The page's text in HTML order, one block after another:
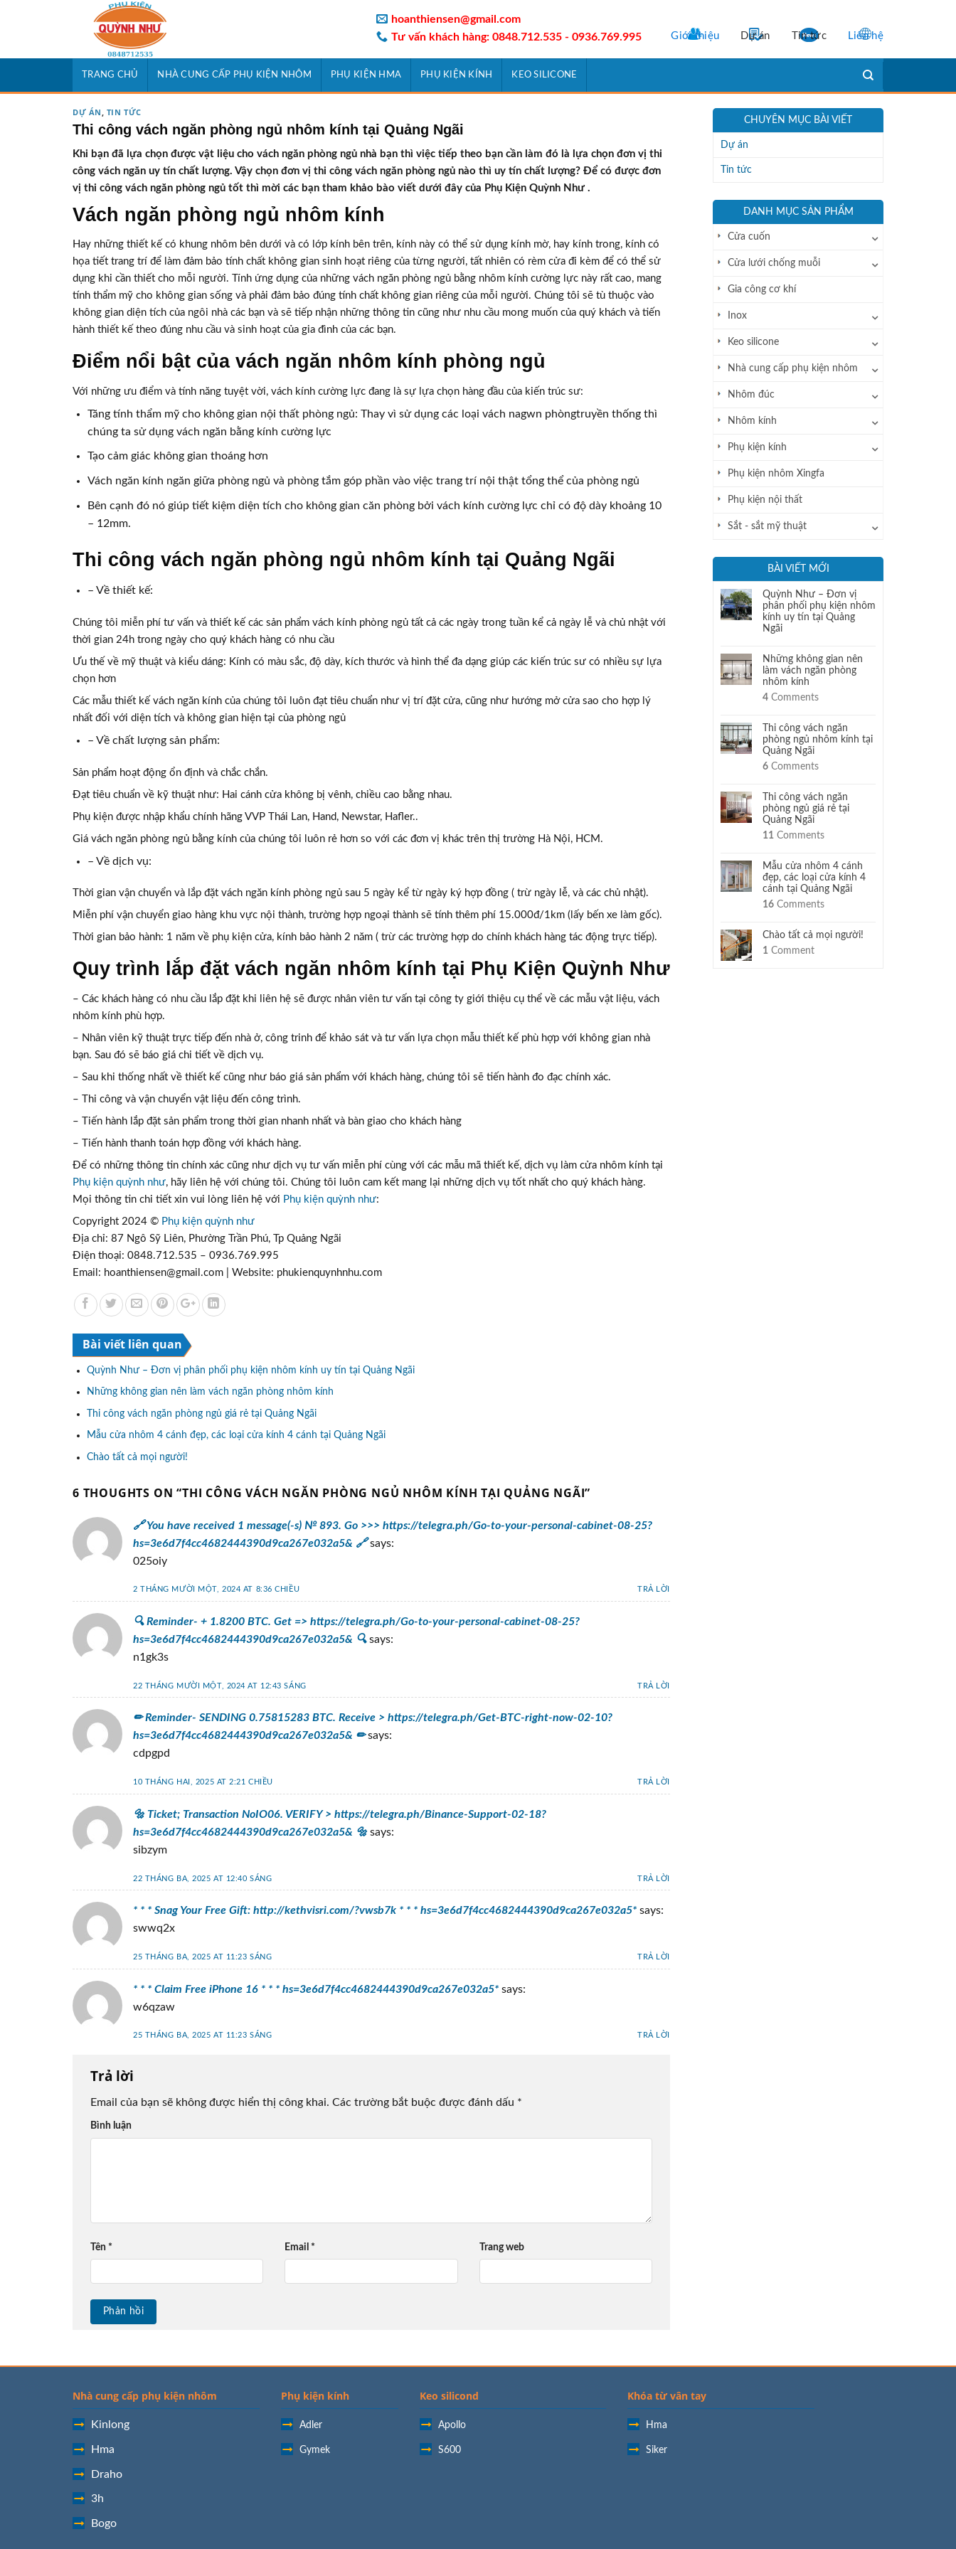
hoanthiensen@gmail.com
Tư vấn khách hàng: 0848.712.535 - 0936.769.995
Giới thiệu Dự án Tin tức Liên hệ
TRANG CHỦ NHÀ CUNG CẤP PHỤ KIỆN NHÔM PHỤ KIỆN HMA PHỤ KIỆN KÍNH KEO SILICONE
DỰ ÁN, TIN TỨC
Thi công vách ngăn phòng ngủ nhôm kính tại Quảng Ngãi
Khi bạn đã lựa chọn được vật liệu cho vách ngăn phòng ngủ nhà bạn thì việc tiếp theo bạn cần làm đó là lựa chọn đơn vị thi
công vách ngăn uy tín chất lượng. Vậy chọn đơn vị thi công vách ngăn phòng ngủ nào thì uy tín chất lượng? Để có được đơn
vị thi công vách ngăn phòng ngủ tốt thì mời các bạn tham khảo bào viết dưới đây của Phụ Kiện Quỳnh Như .
Vách ngăn phòng ngủ nhôm kính
Hay những thiết kế có khung nhôm bên dưới và có lớp kính bên trên, kính này có thể sử dụng kính mờ, hay kính trong, kính có
họa tiết trang trí để làm đảm bảo tính chất không gian sinh hoạt riêng của từng người, tất nhiên có rèm cửa đi kèm để có thể sử
dụng khi cần thiết cho mỗi người. Tính ứng dụng của những vách ngăn phòng ngủ bằng nhôm kính cường lực này rất cao, mang
tính thẩm mỹ cho không gian sống và phải đảm bảo đúng tính chất không gian riêng của mỗi người. Chúng tôi sẽ tù thuộc vào
không gian diện tích của ngôi nhà các bạn và sẽ tiếp nhận những thông tin cũng như nhu cầu mong muốn của quý khách và tiến
hành thiết kế theo đúng nhu cầu và sinh hoạt của gia đình của các bạn.
Điểm nổi bật của vách ngăn nhôm kính phòng ngủ
Với những ưu điểm và tính năng tuyệt vời, vách kính cường lực đang là sự lựa chọn hàng đầu của kiến trúc sư:
Tăng tính thẩm mỹ cho không gian nội thất phòng ngủ: Thay vì sử dụng các loại vách nagwn phòngtruyền thống thì
chúng ta sử dụng vách ngăn bằng kính cường lực
Tạo cảm giác không gian thoáng hơn
Vách ngăn kính ngăn giữa phòng ngủ và phòng tắm góp phần vào việc trang trí nội thật tổng thể của phòng ngủ
Bên cạnh đó nó giúp tiết kiệm diện tích cho không gian căn phòng bởi vách kính cường lực chỉ có độ dày khoảng 10
– 12mm.
Thi công vách ngăn phòng ngủ nhôm kính tại Quảng Ngãi
– Về thiết kế:
Chúng tôi miễn phí tư vấn và thiết kế các sản phẩm vách kính phòng ngủ tất cả các ngày trong tuần kể cả ngày lễ và chủ nhật với
thời gian 24h trong ngày cho quý khách hàng có nhu cầu
Ưu thế về mỹ thuật và kiểu dáng: Kính có màu sắc, độ dày, kích thước và hình thể đa dạng giúp các kiến trúc sư có nhiều sự lựa
chọn hơn
Các mẫu thiết kế vách ngăn kính của chúng tôi luôn đạt tiêu chuẩn như vị trí đặt cửa, cũng như hướng mở cửa sao cho hợp lý
nhất đối với diện tích và không gian hiện tại của phòng ngủ
– Về chất lượng sản phẩm:
Sản phẩm hoạt động ổn định và chắc chắn.
Đạt tiêu chuẩn về kỹ thuật như: Hai cánh cửa không bị vênh, chiều cao bằng nhau.
Phụ kiện được nhập khẩu chính hãng VVP Thái Lan, Hand, Newstar, Hafler..
Giá vách ngăn phòng ngủ bằng kính của chúng tôi luôn rẻ hơn so với các đơn vị khác trên thị trường Hà Nội, HCM.
– Về dịch vụ:
Thời gian vận chuyển và lắp đặt vách ngăn kính phòng ngủ sau 5 ngày kể từ ngày ký hợp đồng ( trừ ngày lễ, và các chủ nhật).
Miễn phí vận chuyển giao hàng khu vực nội thành, trường hợp ngoại thành sẽ tính thêm phí 15.000đ/1km (lấy bến xe làm gốc).
Thời gian bảo hành: 1 năm về phụ kiện cửa, kính bảo hành 2 năm ( trừ các trường hợp do chính khách hàng tác động trực tiếp).
Quy trình lắp đặt vách ngăn nhôm kính tại Phụ Kiện Quỳnh Như
– Các khách hàng có nhu cầu lắp đặt khi liên hệ sẽ được nhân viên tư vấn tại công ty giới thiệu cụ thể về các mẫu vật liệu, vách
nhôm kính phù hợp.
– Nhân viên kỹ thuật trực tiếp đến nhà ở, công trinh để khảo sát và tư vấn lựa chọn mẫu thiết kế phù hợp với không gian nhà
bạn. Sau đó sẽ báo giá chi tiết về dịch vụ.
– Sau khi thống nhất về thiết kế cũng như báo giá sản phẩm với khách hàng, chúng tôi sẽ tiến hành đo đạc chính xác.
– Thi công và vận chuyển vật liệu đến công trình.
– Tiến hành lắp đặt sản phẩm trong thời gian nhanh nhất và bàn giao cho khách hàng
– Tiến hành thanh toán hợp đồng với khách hàng.
Để có những thông tin chính xác cũng như dịch vụ tư vấn miễn phí cùng với các mẫu mã thiết kế, dịch vụ làm cửa nhôm kính tại
Phụ kiện quỳnh như, hãy liên hệ với chúng tôi. Chúng tôi luôn cam kết mang lại những dịch vụ tốt nhất cho quý khách hàng.
Mọi thông tin chi tiết xin vui lòng liên hệ với Phụ kiện quỳnh như:
Copyright 2024 © Phụ kiện quỳnh như
Địa chỉ: 87 Ngô Sỹ Liên, Phường Trần Phú, Tp Quảng Ngãi
Điện thoại: 0848.712.535 – 0936.769.995
Email: hoanthiensen@gmail.com | Website: phukienquynhnhu.com
Bài viết liên quan
Quỳnh Như – Đơn vị phân phối phụ kiện nhôm kính uy tín tại Quảng Ngãi
Những không gian nên làm vách ngăn phòng nhôm kính
Thi công vách ngăn phòng ngủ giá rẻ tại Quảng Ngãi
Mẫu cửa nhôm 4 cánh đẹp, các loại cửa kính 4 cánh tại Quảng Ngãi
Chào tất cả mọi người!
6 THOUGHTS ON “THI CÔNG VÁCH NGĂN PHÒNG NGỦ NHÔM KÍNH TẠI QUẢNG NGÃI”
🔗 You have received 1 message(-s) № 893. Go >>> https://telegra.ph/Go-to-your-personal-cabinet-08-25?
hs=3e6d7f4cc4682444390d9ca267e032a5& 🔗 says:
025oiy
2 THÁNG MƯỜI MỘT, 2024 AT 8:36 CHIỀU TRẢ LỜI
🔍 Reminder- + 1.8200 BTC. Get => https://telegra.ph/Go-to-your-personal-cabinet-08-25?
hs=3e6d7f4cc4682444390d9ca267e032a5& 🔍 says:
n1gk3s
22 THÁNG MƯỜI MỘT, 2024 AT 12:43 SÁNG TRẢ LỜI
✏ Reminder- SENDING 0.75815283 BTC. Receive > https://telegra.ph/Get-BTC-right-now-02-10?
hs=3e6d7f4cc4682444390d9ca267e032a5& ✏ says:
cdpgpd
10 THÁNG HAI, 2025 AT 2:21 CHIỀU TRẢ LỜI
🔩 Ticket; Transaction NoIO06. VERIFY > https://telegra.ph/Binance-Support-02-18?
hs=3e6d7f4cc4682444390d9ca267e032a5& 🔩 says:
sibzym
22 THÁNG BA, 2025 AT 12:40 SÁNG TRẢ LỜI
* * * Snag Your Free Gift: http://kethvisri.com/?vwsb7k * * * hs=3e6d7f4cc4682444390d9ca267e032a5* says:
swwq2x
25 THÁNG BA, 2025 AT 11:23 SÁNG TRẢ LỜI
* * * Claim Free iPhone 16 * * * hs=3e6d7f4cc4682444390d9ca267e032a5* says:
w6qzaw
25 THÁNG BA, 2025 AT 11:23 SÁNG TRẢ LỜI
Trả lời
Email của bạn sẽ không được hiển thị công khai. Các trường bắt buộc được đánh dấu *
Bình luận
Tên * Email * Trang web
CHUYÊN MỤC BÀI VIẾT
Dự án
Tin tức
DANH MỤC SẢN PHẨM
Cửa cuốn
Cửa lưới chống muỗi
Gia công cơ khí
Inox
Keo silicone
Nhà cung cấp phụ kiện nhôm
Nhôm đúc
Nhôm kính
Phụ kiện kính
Phụ kiện nhôm Xingfa
Phụ kiện nội thất
Sắt - sắt mỹ thuật
BÀI VIẾT MỚI
Quỳnh Như – Đơn vị
phân phối phụ kiện nhôm
kính uy tín tại Quảng
Ngãi
Những không gian nên
làm vách ngăn phòng
nhôm kính
4 Comments
Thi công vách ngăn
phòng ngủ nhôm kính tại
Quảng Ngãi
6 Comments
Thi công vách ngăn
phòng ngủ giá rẻ tại
Quảng Ngãi
11 Comments
Mẫu cửa nhôm 4 cánh
đẹp, các loại cửa kính 4
cánh tại Quảng Ngãi
16 Comments
Chào tất cả mọi người!
1 Comment
Nhà cung cấp phụ kiện nhôm
Kinlong
Hma
Draho
3h
Bogo
Phụ kiện kính
Adler
Gymek
Keo silicond
Apollo
S600
Khóa từ vân tay
Hma
Siker